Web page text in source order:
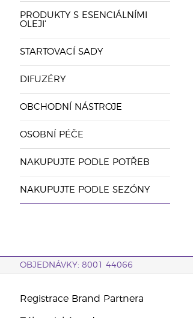
PRODUKTY S ESENCIÁLNÍMI
OLEJI'
STARTOVACÍ SADY
DIFUZÉRY
OBCHODNÍ NÁSTROJE
OSOBNÍ PÉČE
NAKUPUJTE PODLE POTŘEB
NAKUPUJTE PODLE SEZÓNY
OBJEDNÁVKY: 8001 44066
Registrace Brand Partnera